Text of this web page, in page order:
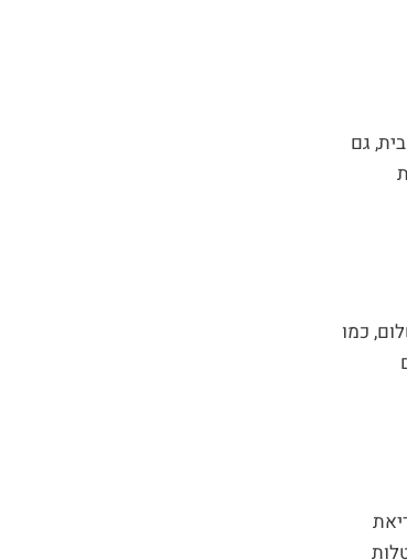
גם
כמו